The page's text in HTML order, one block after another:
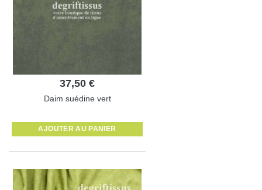
37,50 €
Daim suédine vert
AJOUTER AU PANIER